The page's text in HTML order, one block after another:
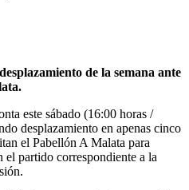
de la semana ante
este sábado (16:00 horas /
desplazamiento en apenas cinco
el Pabellón A Malata para
el partido correspondiente a la